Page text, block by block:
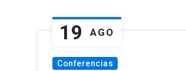
19 AGO
Conferencias